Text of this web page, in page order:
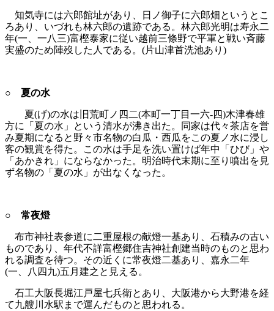
知気寺には六郎館址があり、日ノ御子に六郎畑というとこ
ろあり、いづれも林六郎の遺跡である。林六郎光明は寿永二
年(一、一八三)富樫泰家に従い越前三條野で平軍と戦い斉藤
実盛のため陣歿した人である。(片山津首洗池あり)
○ 夏の水
夏(げ)の水は旧荒町ノ四二(本町一丁目一六‐四)木津春雄
方に「夏の水」という清水が沸き出た。同家は代々茶店を営
み夏期になると野々市名物の白瓜・西瓜をこの夏ノ水に浸し
客の観賞を得た。この水は手足を洗い置けば年中「ひび」や
「あかきれ」にならなかった。明治時代末期に至り噴出を見
ず名物の「夏の水」が出なくなった。
○ 常夜燈
布市神社表参道に二重屋根の献燈一基あり、石積みの古い
ものであり、年代不詳富樫郷住吉神社創建当時のものと思わ
れる調査を待つ。その近くに常夜燈二基あり、嘉永二年
(一、八四九)五月建之と見える。
石工大阪長堀江戸屋七兵衛とあり、大阪港から大野港を経
て九艘川水駅まで運んだものと思われる。